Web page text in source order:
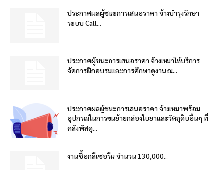
ประกาศผลผู้ชนะการเสนอราคา จ้างบำรุงรักษา
ระบบ Call...
ประกาศผู้ชนะการเสนอราคา จ้างเหมาให้บริการ
จัดการฝึกอบรมและการศึกษาดูงาน ณ...
ประกาศผลผู้ชนะการเสนอราคา จ้างเหมาพร้อม
อุปกรณ์ในการขนย้ายกล่องใบยาและวัตถุดิบอื่นๆ ที่
คลังพัสดุ...
งานซื้อกลีเซอรีน จำนวน 130,000...